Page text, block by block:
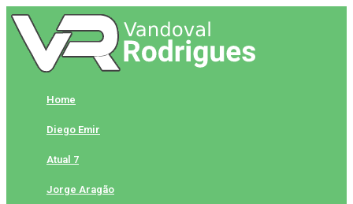
Skip
to
content
Home
Diego Emir
Atual 7
Jorge Aragão